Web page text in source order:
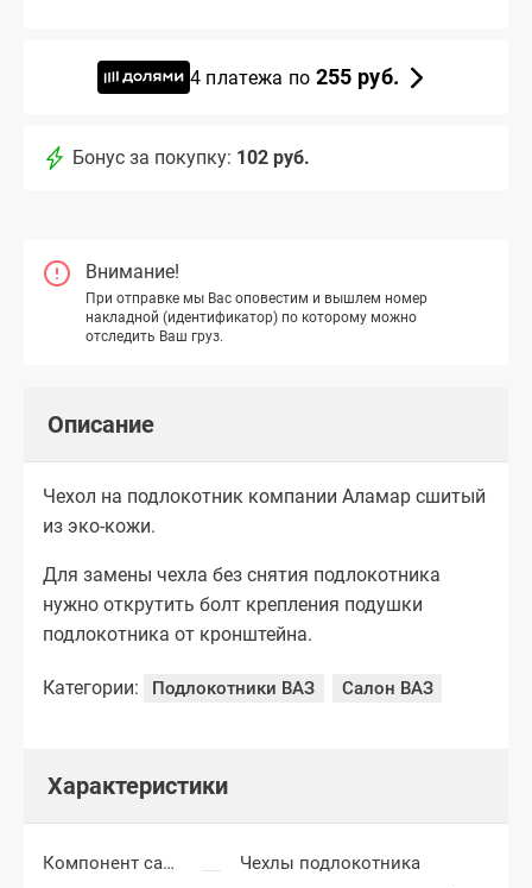
4 платежа по 255 руб.
Бонус за покупку: 102 руб.
Внимание!
При отправке мы Вас оповестим и вышлем номер
накладной (идентификатор) по которому можно
отследить Ваш груз.
Описание
Чехол на подлокотник компании Аламар сшитый
из эко-кожи.
Для замены чехла без снятия подлокотника
нужно открутить болт крепления подушки
подлокотника от кронштейна.
Категории: Подлокотники ВАЗ Салон ВАЗ
Характеристики
Компонент салона
Чехлы подлокотника